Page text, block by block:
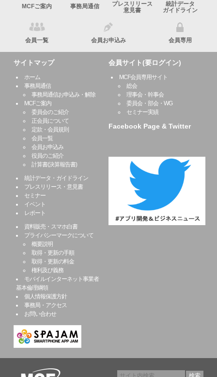
MCFご案内 事務局通信
プレスリリース
意見書
統計データ
ガイドライン
会員一覧 会員お申込み 会員専用
サイトマップ
ホーム
事務局通信
事務局通信お申込み・解除
MCFご案内
委員会のご紹介
正会員について
定款・会員規則
会員一覧
会員お申込み
役員のご紹介
計算書(決算報告書)
統計データ・ガイドライン
プレスリリース・意見書
セミナー
イベント
レポート
資料販売・スマホ白書
プライバシーマークについて
概要説明
取得・更新の手順
取得・更新の料金
権利及び義務
モバイルインターネット事業者
基本倫理綱領
個人情報保護方針
事務局・アクセス
お問い合わせ
会員サイト(要ログイン)
MCF会員専用サイト
総会
理事会・幹事会
委員会・部会・WG
セミナー実績
Facebook Page & Twitter